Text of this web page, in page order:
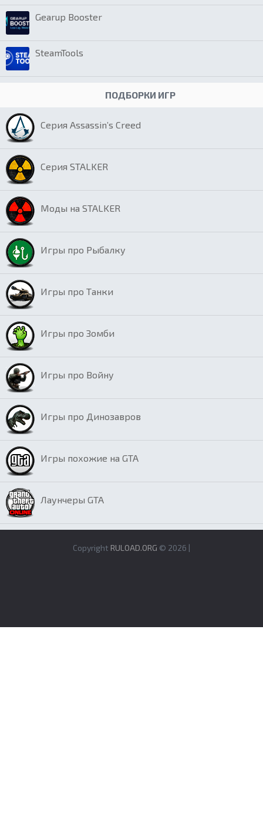
Gearup Booster
SteamTools
ПОДБОРКИ ИГР
Серия Assassin’s Creed
Серия STALKER
Моды на STALKER
Игры про Рыбалку
Игры про Танки
Игры про Зомби
Игры про Войну
Игры про Динозавров
Игры похожие на GTA
Лаунчеры GTA
Copyright RULOAD.ORG © 2026 |